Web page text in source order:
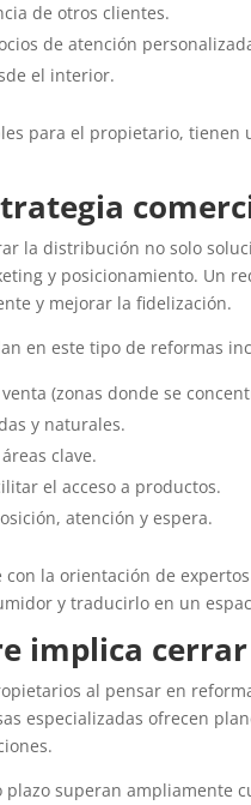
de otros clientes.
de atención
el interior.
para el propietario,
la distribución no solo
y posicionamiento. Un
y mejorar la fidelización.
en este tipo de reformas
(zonas donde se
y naturales.
clave.
el acceso a productos.
atención y espera.
la orientación de
y traducirlo en un
implica cerrar
al pensar en
especializadas ofrecen
plazo superan ampliamente